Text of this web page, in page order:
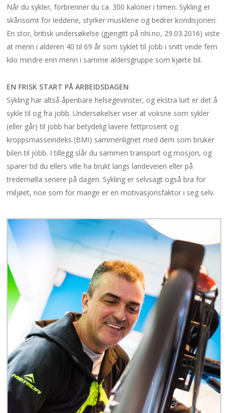
Når du sykler, forbrenner du ca. 300 kalorier i timen. Sykling er
skånsomt for leddene, styrker musklene og bedrer kondisjonen.
En stor, britisk undersøkelse (gjengitt på nhi.no, 29.03.2016) viste
at menn i alderen 40 til 69 år som syklet til jobb i snitt veide fem
kilo mindre enn menn i samme aldersgruppe som kjørte bil.
EN FRISK START PÅ ARBEIDSDAGEN
Sykling har altså åpenbare helsegevinster, og ekstra lurt er det å
sykle til og fra jobb. Undersøkelser viser at voksne som sykler
(eller går) til jobb har betydelig lavere fettprosent og
kroppsmasseindeks (BMI) sammenlignet med dem som bruker
bilen til jobb. I tillegg slår du sammen transport og mosjon, og
sparer tid du ellers ville ha brukt langs landeveien eller på
tredemølla senere på dagen. Sykling er selvsagt også bra for
miljøet, noe som for mange er en motivasjonsfaktor i seg selv.